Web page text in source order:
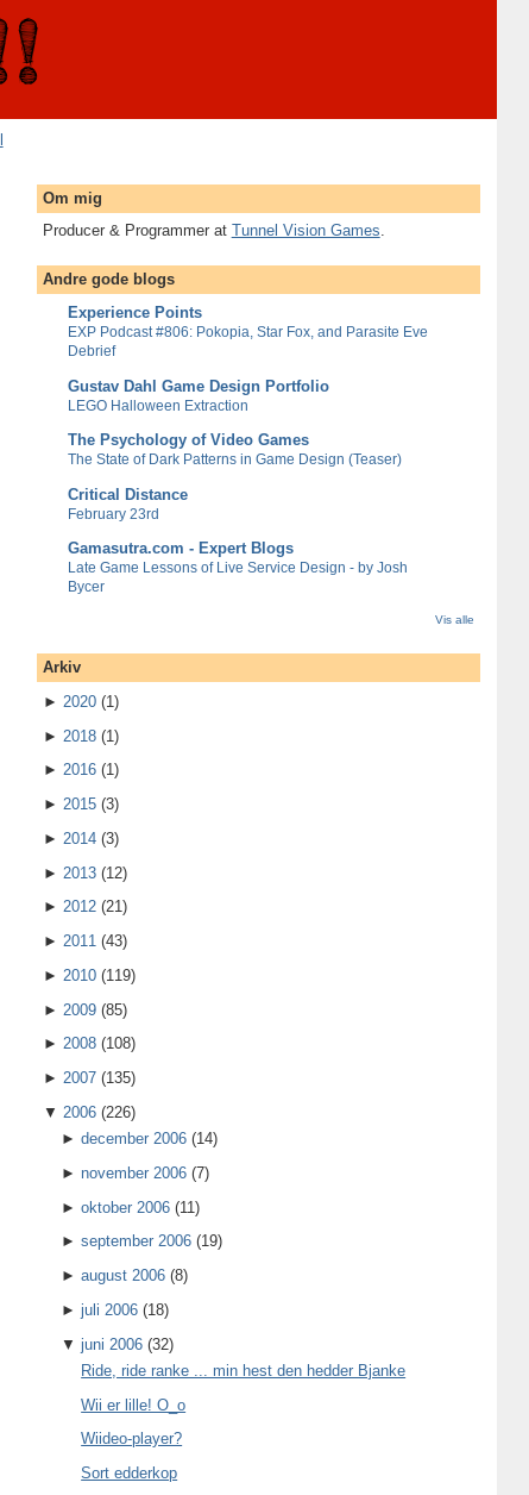
Om mig
Producer & Programmer at Tunnel Vision Games
Andre gode blogs
Experience Points
EXP Podcast #806: Pokopia, Star Fox, and Parasite Eve
Debrief
Gustav Dahl Game Design Portfolio
LEGO Halloween Extraction
The Psychology of Video Games
The State of Dark Patterns in Game Design (Teaser)
Critical Distance
February 23rd
Gamasutra.com - Expert Blogs
Late Game Lessons of Live Service Design - by Josh
Bycer
Vis alle
Arkiv
► 2020 (1)
► 2018 (1)
► 2016 (1)
► 2015 (3)
► 2014 (3)
► 2013 (12)
► 2012 (21)
► 2011 (43)
► 2010 (119)
► 2009 (85)
► 2008 (108)
► 2007 (135)
▼ 2006 (226)
►december 2006 (14)
►november 2006 (7)
►oktober 2006 (11)
►september 2006 (19)
►august 2006 (8)
►juli 2006 (18)
▼juni 2006 (32)
Ride, ride ranke ... min hest den hedder Bjanke
Wii er lille! O_o
Wiideo-player?
Sort edderkop